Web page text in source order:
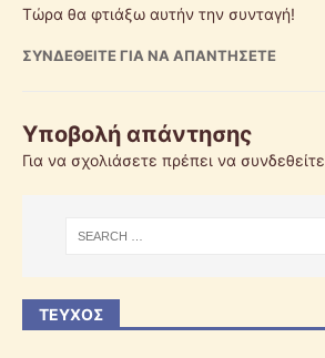
Τώρα θα φτιάξω αυτήν την συνταγή!
ΣΥΝΔΕΘΕΊΤΕ ΓΙΑ ΝΑ ΑΠΑΝΤΉΣΕΤΕ
Υποβολή απάντησης
Για να σχολιάσετε πρέπει να συνδεθείτε
ΤΕΎΧΟΣ